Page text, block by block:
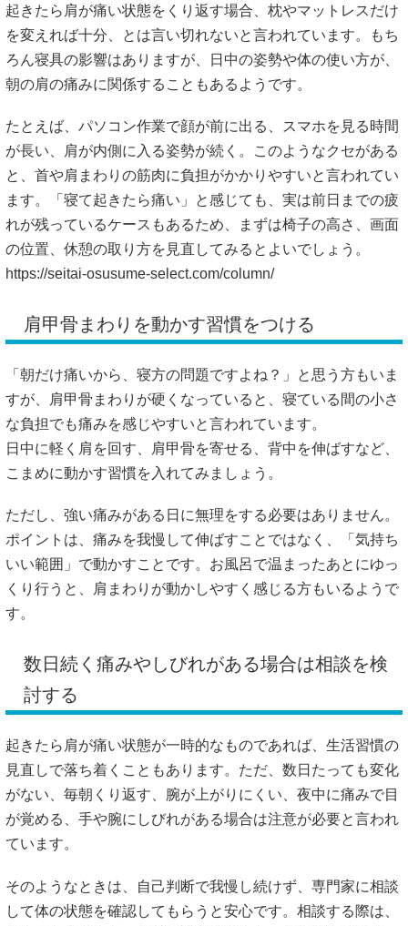
起きたら肩が痛い状態をくり返す場合、枕やマットレスだけ
を変えれば十分、とは言い切れないと言われています。もち
ろん寝具の影響はありますが、日中の姿勢や体の使い方が、
朝の肩の痛みに関係することもあるようです。
たとえば、パソコン作業で顔が前に出る、スマホを見る時間
が長い、肩が内側に入る姿勢が続く。このようなクセがある
と、首や肩まわりの筋肉に負担がかかりやすいと言われてい
ます。「寝て起きたら痛い」と感じても、実は前日までの疲
れが残っているケースもあるため、まずは椅子の高さ、画面
の位置、休憩の取り方を見直してみるとよいでしょう。
https://seitai-osusume-select.com/column/
肩甲骨まわりを動かす習慣をつける
「朝だけ痛いから、寝方の問題ですよね？」と思う方もいま
すが、肩甲骨まわりが硬くなっていると、寝ている間の小さ
な負担でも痛みを感じやすいと言われています。
日中に軽く肩を回す、肩甲骨を寄せる、背中を伸ばすなど、
こまめに動かす習慣を入れてみましょう。
ただし、強い痛みがある日に無理をする必要はありません。
ポイントは、痛みを我慢して伸ばすことではなく、「気持ち
いい範囲」で動かすことです。お風呂で温まったあとにゆっ
くり行うと、肩まわりが動かしやすく感じる方もいるようで
す。
数日続く痛みやしびれがある場合は相談を検
討する
起きたら肩が痛い状態が一時的なものであれば、生活習慣の
見直しで落ち着くこともあります。ただ、数日たっても変化
がない、毎朝くり返す、腕が上がりにくい、夜中に痛みで目
が覚める、手や腕にしびれがある場合は注意が必要と言われ
ています。
そのようなときは、自己判断で我慢し続けず、専門家に相談
して体の状態を確認してもらうと安心です。相談する際は、